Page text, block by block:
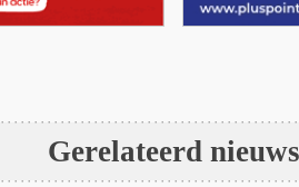
Gerelateerd nieuws